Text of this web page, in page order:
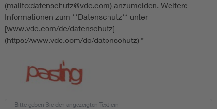
(mailto:datenschutz@vde.com) anzumelden. Weitere
Informationen zum **Datenschutz** unter
[www.vde.com/de/datenschutz]
(https://www.vde.com/de/datenschutz) *
Bitte geben Sie den angezeigten Text ein